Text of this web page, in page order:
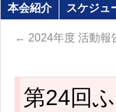
本会紹介 スケジュ
← 2024年度 活動報
第24回